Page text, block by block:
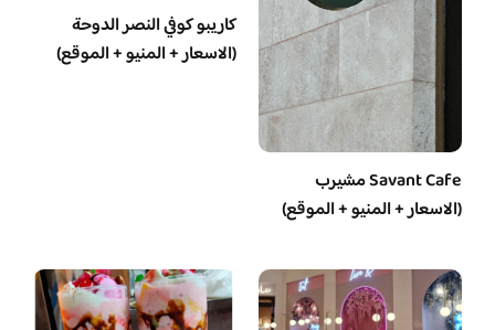
Savant Cafe مشيرب
(الاسعار + المنيو + الموقع)
كاريبو كوفي النصر الدوحة
(الاسعار + المنيو + الموقع)